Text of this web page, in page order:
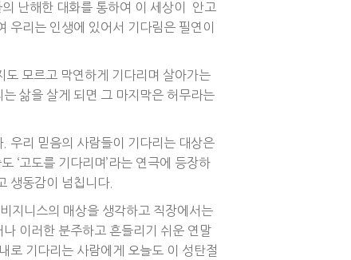
난해한 대화를 통하여 이 세상이 안고
우리는 인생에 있어서 기다림은 필연이
도 모르고 막연하게 기다리며 살아가는
삶을 살게 되면 그 마지막은 허무라는
우리 믿음의 사람들이 기다리는 대상은
‘고도를 기다리며’라는 연극에 등장하
생동감이 넘칩니다.
지니스의 매상을 생각하고 직장에서는
이러한 분주하고 흔들리기 쉬운 연말
로 기다리는 사람에게 오늘도 이 성탄절